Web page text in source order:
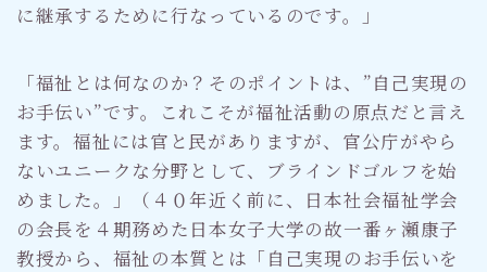
に継承するために行なっているのです。」
「福祉とは何なのか？そのポイントは、”自己実現の
お手伝い”です。これこそが福祉活動の原点だと言え
ます。福祉には官と民がありますが、官公庁がやら
ないユニークな分野として、ブラインドゴルフを始
めました。」（４０年近く前に、日本社会福祉学会
の会長を４期務めた日本女子大学の故一番ヶ瀬康子
教授から、福祉の本質とは「自己実現のお手伝いを